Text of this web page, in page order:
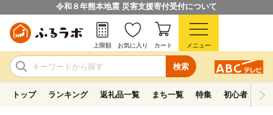
令和８年熊本地震 災害支援寄付受付について
検索
上限額 お気に入り カート メニュー
トップ ランキング 返礼品一覧 まち一覧 特集 初心者ガイド